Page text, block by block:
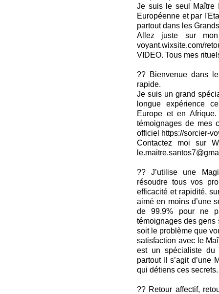
Je suis le seul Maître
Européenne et par
partout dans les
Allez juste sur mon
voyant.wixsite.com/
VIDEO. Tous mes
?? Bienvenue dans
rapide.
Je suis un grand
longue expérience
Europe et en
témoignages de mes
officiel https://sorcier-
Contactez moi sur
?? J’utilise une
résoudre tous vos
efficacité et rapidité,
aimé en moins d’une
de 99.9% pour ne
témoignages des gens
soit le problème que
satisfaction avec le
est un spécialiste du
partout Il s’agit d’une
qui détiens ces secrets.
?? Retour affectif,